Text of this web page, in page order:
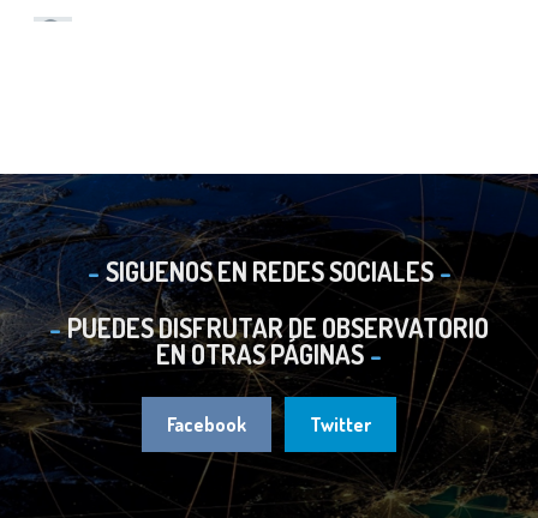
SIGUENOS EN REDES SOCIALES
PUEDES DISFRUTAR DE OBSERVATORIO
EN OTRAS PÁGINAS
Facebook Twitter